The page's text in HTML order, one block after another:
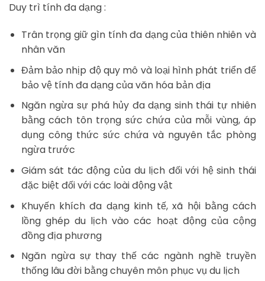
Duy trì tính đa dạng :
Trân trọng giữ gìn tính đa dạng của thiên nhiên và
nhân văn
Đảm bảo nhịp độ quy mô và loại hình phát triển để
bảo vệ tính đa dạng của văn hóa bản địa
Ngăn ngừa sự phá hủy đa dạng sinh thái tự nhiên
bằng cách tôn trọng sức chứa của mỗi vùng, áp
dụng công thức sức chứa và nguyên tắc phòng
ngừa trước
Giám sát tác động của du lịch đối với hệ sinh thái
đặc biệt đối với các loài động vật
Khuyến khích đa dạng kinh tế, xã hội bằng cách
lồng ghép du lịch vào các hoạt động của cộng
đồng địa phương
Ngăn ngừa sự thay thế các ngành nghề truyền
thống lâu đời bằng chuyên môn phục vụ du lịch